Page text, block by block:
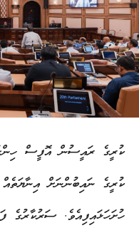
ކުރީގެ ރައީސުން އޮފީސް
ކުރީގެ ނައިބުންނަށް
ހުށަހަޅައިފިއެވެ. ސަރުކާރުގެ